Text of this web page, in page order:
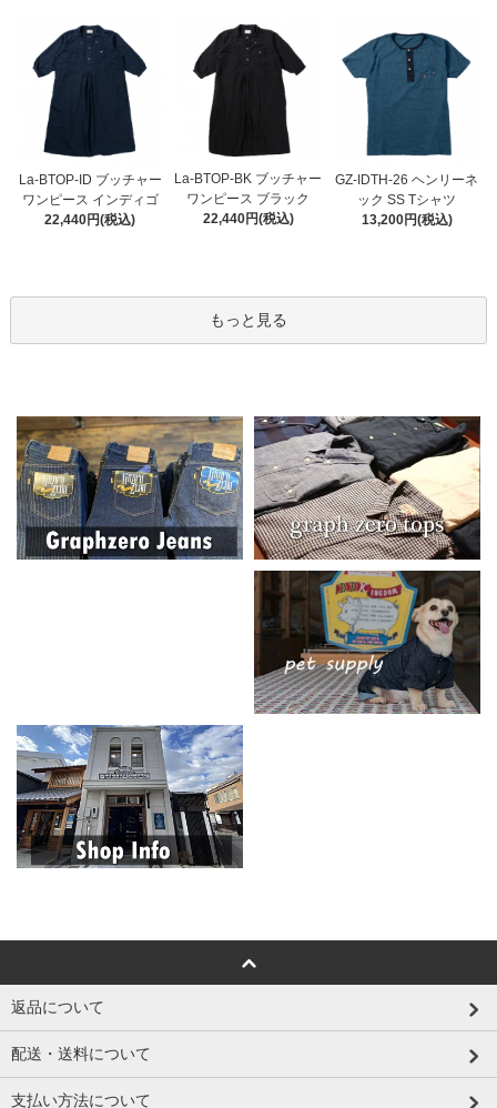
La-BTOP-ID ブッチャー
ワンピース インディゴ
22,440円(税込)
La-BTOP-BK ブッチャー
ワンピース ブラック
22,440円(税込)
GZ-IDTH-26 ヘンリーネ
ック SS Tシャツ
13,200円(税込)
もっと見る
返品について
配送・送料について
支払い方法について